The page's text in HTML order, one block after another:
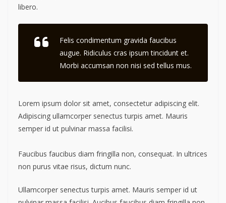
libero.
Felis condimentum gravida faucibus
augue. Ridiculus cras ipsum tincidunt et.
Morbi accumsan non nisi sed tellus mus.
Lorem ipsum dolor sit amet, consectetur adipiscing elit.
Adipiscing ullamcorper senectus turpis amet. Mauris
semper id ut pulvinar massa facilisi.
Faucibus faucibus diam fringilla non, consequat. In ultrices
non purus vitae risus, dictum nunc.
Ullamcorper senectus turpis amet. Mauris semper id ut